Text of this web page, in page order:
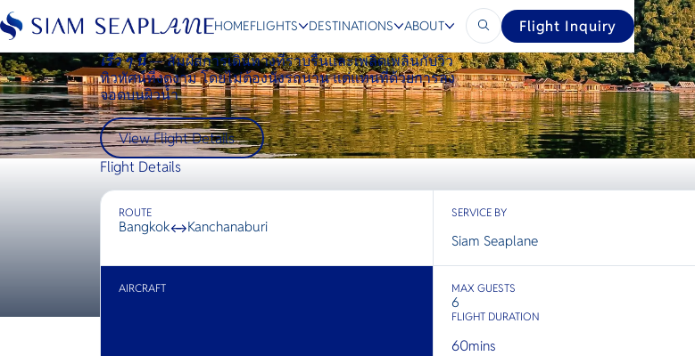
ESC
HOMEFLIGHTS DESTINATIONS ABOUT Flight Inquiry
Bangkok ↔ Kanchanaburi
เร็ว ๆ นี้— สัมผัสการเดินทางที่ราบรื่นและเพลิดเพลินกับวิว
ทิวทัศน์ที่งดงาม โดยไม่ต้องนั่งรถนาน แต่แทนที่ด้วยการลง
จอดบนผิวน้ำ
View Flight Details
Flight Details
ROUTE
Bangkok↔Kanchanaburi
SERVICE BY
Siam Seaplane
AIRCRAFT MAX GUESTS
6
FLIGHT DURATION
60mins